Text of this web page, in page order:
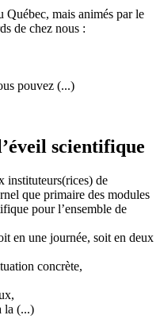
Québec, mais animés par le
de chez nous :
pouvez (...)
scientifique
instituteurs(rices) de
que primaire des modules
pour l’ensemble de
en une journée, soit en deux
concrète,
la (...)